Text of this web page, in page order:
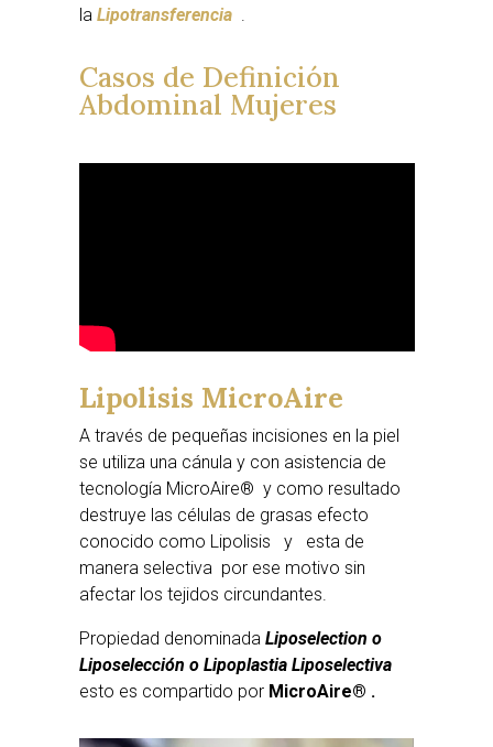
la Lipotransferencia .
Casos de Definición
Abdominal Mujeres
Lipolisis MicroAire
A través de pequeñas incisiones en la piel
se utiliza una cánula y con asistencia de
tecnología MicroAire® y como resultado
destruye las células de grasas efecto
conocido como Lipolisis y esta de
manera selectiva por ese motivo sin
afectar los tejidos circundantes.
Propiedad denominada Liposelection o
Liposelección o Lipoplastia Liposelectiva
esto es compartido por MicroAire® .